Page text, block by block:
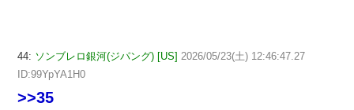
44: ソンブレロ銀河(ジパング) [US] 2026/05/23(土) 12:46:47.27
ID:99YpYA1H0
>>35